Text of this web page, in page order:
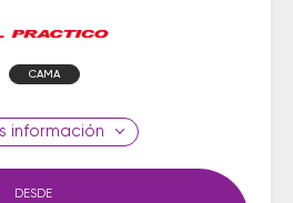
CAMA
información
DESDE